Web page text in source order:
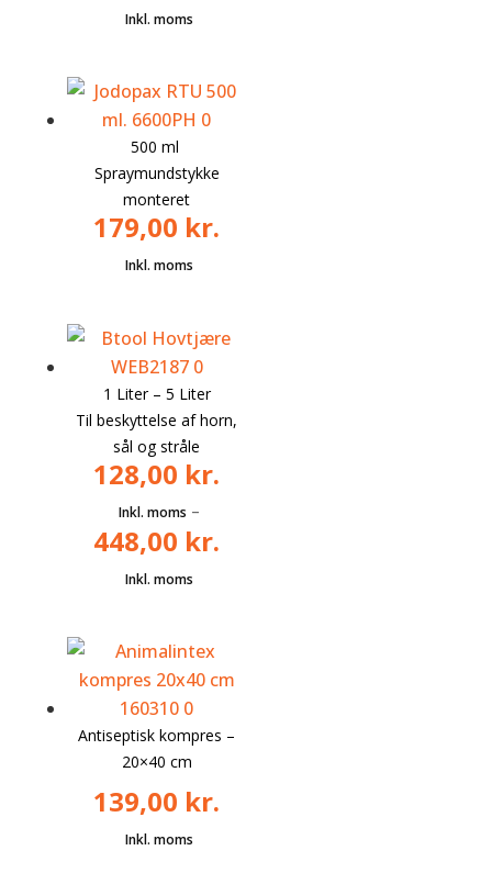
500 ml
Spraymundstykke
monteret
179,00 kr.
1 Liter – 5 Liter
Til beskyttelse af horn,
sål og stråle
128,00 kr.
–
448,00 kr.
Antiseptisk kompres –
20×40 cm
139,00 kr.